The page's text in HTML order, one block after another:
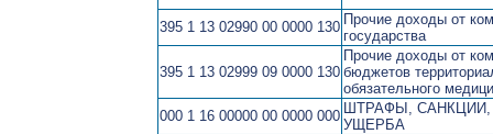
395 1 13 02990 00 0000 130 Прочие доходы от
государства
395 1 13 02999 09 0000 130
Прочие доходы от
бюджетов
обязательного
000 1 16 00000 00 0000 000
ШТРАФЫ,
УЩЕРБА